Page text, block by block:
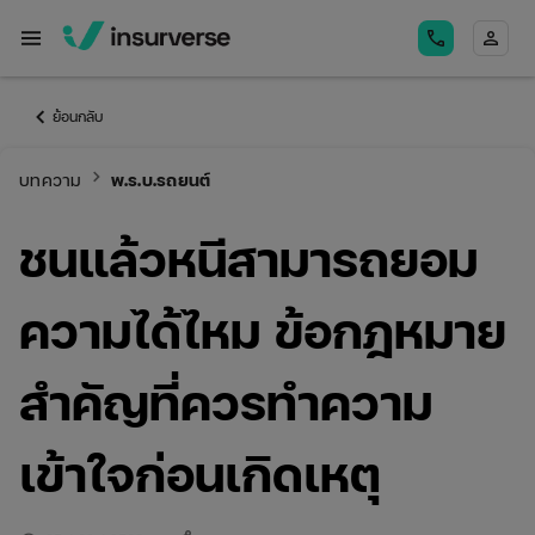
menu call person
keyboard_arrow_left ย้อนกลับ
บทความ keyboard_arrow_right พ.ร.บ.รถยนต์
ชนแล้วหนีสามารถยอม
ความได้ไหม ข้อกฎหมาย
สำคัญที่ควรทำความ
เข้าใจก่อนเกิดเหตุ